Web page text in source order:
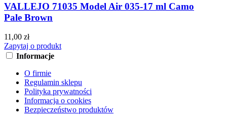
VALLEJO 71035 Model Air 035-17 ml Camo
Pale Brown
11,00 zł
Zapytaj o produkt
Informacje
O firmie
Regulamin sklepu
Polityka prywatności
Informacja o cookies
Bezpieczeństwo produktów